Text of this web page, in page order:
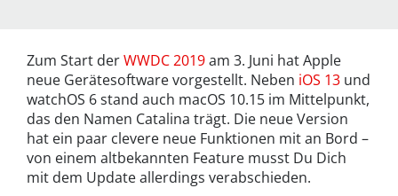
Zum Start derWWDC 2019am 3. Juni hat Apple
neue Gerätesoftware vorgestellt. Neben iOS 13 und
watchOS 6 stand auch macOS 10.15 im Mittelpunkt,
das den Namen Catalina trägt. Die neue Version
hat ein paar clevere neue Funktionen mit an Bord –
von einem altbekannten Feature musst Du Dich
mit dem Update allerdings verabschieden.